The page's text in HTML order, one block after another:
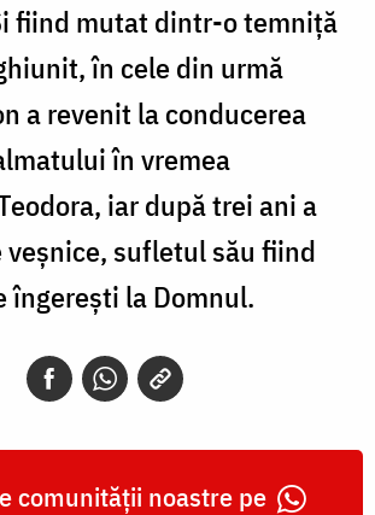
fiind mutat dintr-o temniță
în cele din urmă
a revenit la conducerea
în vremea
iar după trei ani a
sufletul său fiind
îngerești la Domnul.
comunității noastre pe